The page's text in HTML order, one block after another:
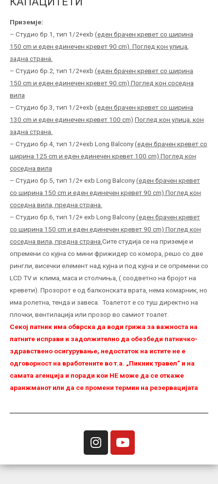
Приземје:
– Студио бр.1, тип 1/2+ехb (еден брачен кревет со ширина
150 cm и еден единечен кревет 90 cm). Поглед кон улица
задна страна.
– Студио бр.2, тип 1/2+ехb (еден брачен кревет со ширина
1 50 cm и еден единечен кревет 90 cm) Поглед кон соседна
вила
– Студио бр.3, тип 1/2+ехb (еден брачен кревет со ширина
130 cm и еден единечен кревет 100 cm) Поглед кон улица , кон
задна страна.
– Студио бр.4, тип 1/2+ехb Long Balcony(еден брачен кревет со
ширина 125 cm и еден единечен кревет 100 cm) Поглед кон
соседна вила
– Студио бр.5, тип 1/2+ ехb Long Balcony(еден брачен кревет
со ширина 150 cm и еден единечен кревет 90 cm) Поглед кон
соседна вила, предна страна.
– Студио бр.6, тип 1/2+ ехb Long Balcony(еден брачен кревет
со ширина 150 cm и еден единечен кревет 90 cm) Поглед кон
соседна вила, предна страна. Сите студија се на приземје и
опремени со кујна со мини фрижидер сo комора, решо со две
рингли, висечки елемент над кујна и под кујна и се опремени со
LCD TV и клима, маса и столчиња, ( соодветно на бројот на
кревети). Прозорот е од балконската врата, нема комарник, но
има ролетна, тенда и завеса. Тоалетот е со туш директно на
плочки, вентилација или прозор во самиот тоалет.
Секој патник има обврска да води грижа за важноста на
патните исправи и задолжително да обезбеди патничко-
здравствено осигурување, недостаток на истите не е
одговорност на вработените во т.а. „Пикник травел“ и на
самата агенција и поради кои НЕ можe да се откаже
аранжманот или да се промени термин на резервацијата